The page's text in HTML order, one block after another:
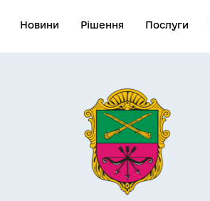
Новини Рішення Послуги